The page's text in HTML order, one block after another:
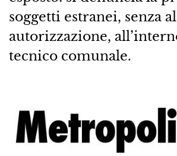
soggetti estranei, senza
autorizzazione,
tecnico comunale.